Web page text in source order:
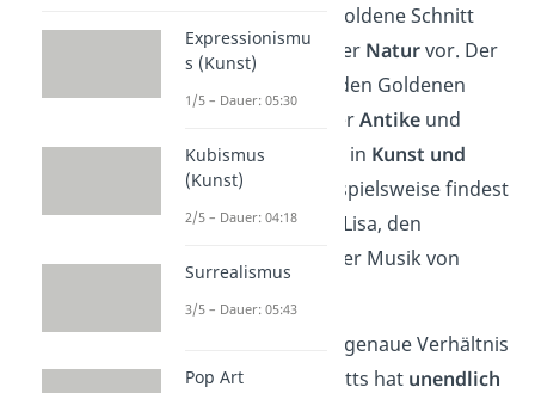
Dabei kommt der Goldene Schnitt
auffällig häufig in der Naturvor. Der
Mensch entdeckte den Goldenen
Schnitt bereits in derAntikeund
wendet ihn seitdem in Kunst und
Architektur
an. Beispielsweise findest
du ihn in der Mona Lisa, den
Pyramiden und in der Musik von
Das genaue Verhältnis
des Goldenen Schnitts hat unendlich
Expressionismu
s (Kunst)
1/5 – Dauer: 05:30
Kubismus
(Kunst)
2/5 – Dauer: 04:18
Surrealismus
3/5 – Dauer: 05:43
Pop Art